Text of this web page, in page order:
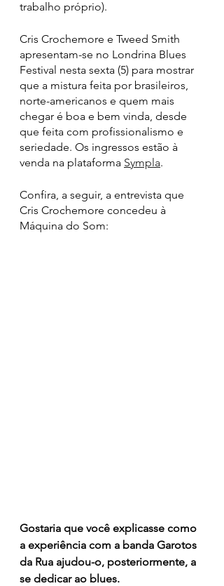
trabalho próprio).
Cris Crochemore e Tweed Smith
apresentam-se no Londrina Blues
Festival nesta sexta (5) para mostrar
que a mistura feita por brasileiros,
norte-americanos e quem mais
chegar é boa e bem vinda, desde
que feita com profissionalismo e
seriedade. Os ingressos estão à
venda na plataforma Sympla.
Confira, a seguir, a entrevista que
Cris Crochemore concedeu à
Máquina do Som:
Gostaria que você explicasse como
a experiência com a banda Garotos
da Rua ajudou-o, posteriormente, a
se dedicar ao blues.